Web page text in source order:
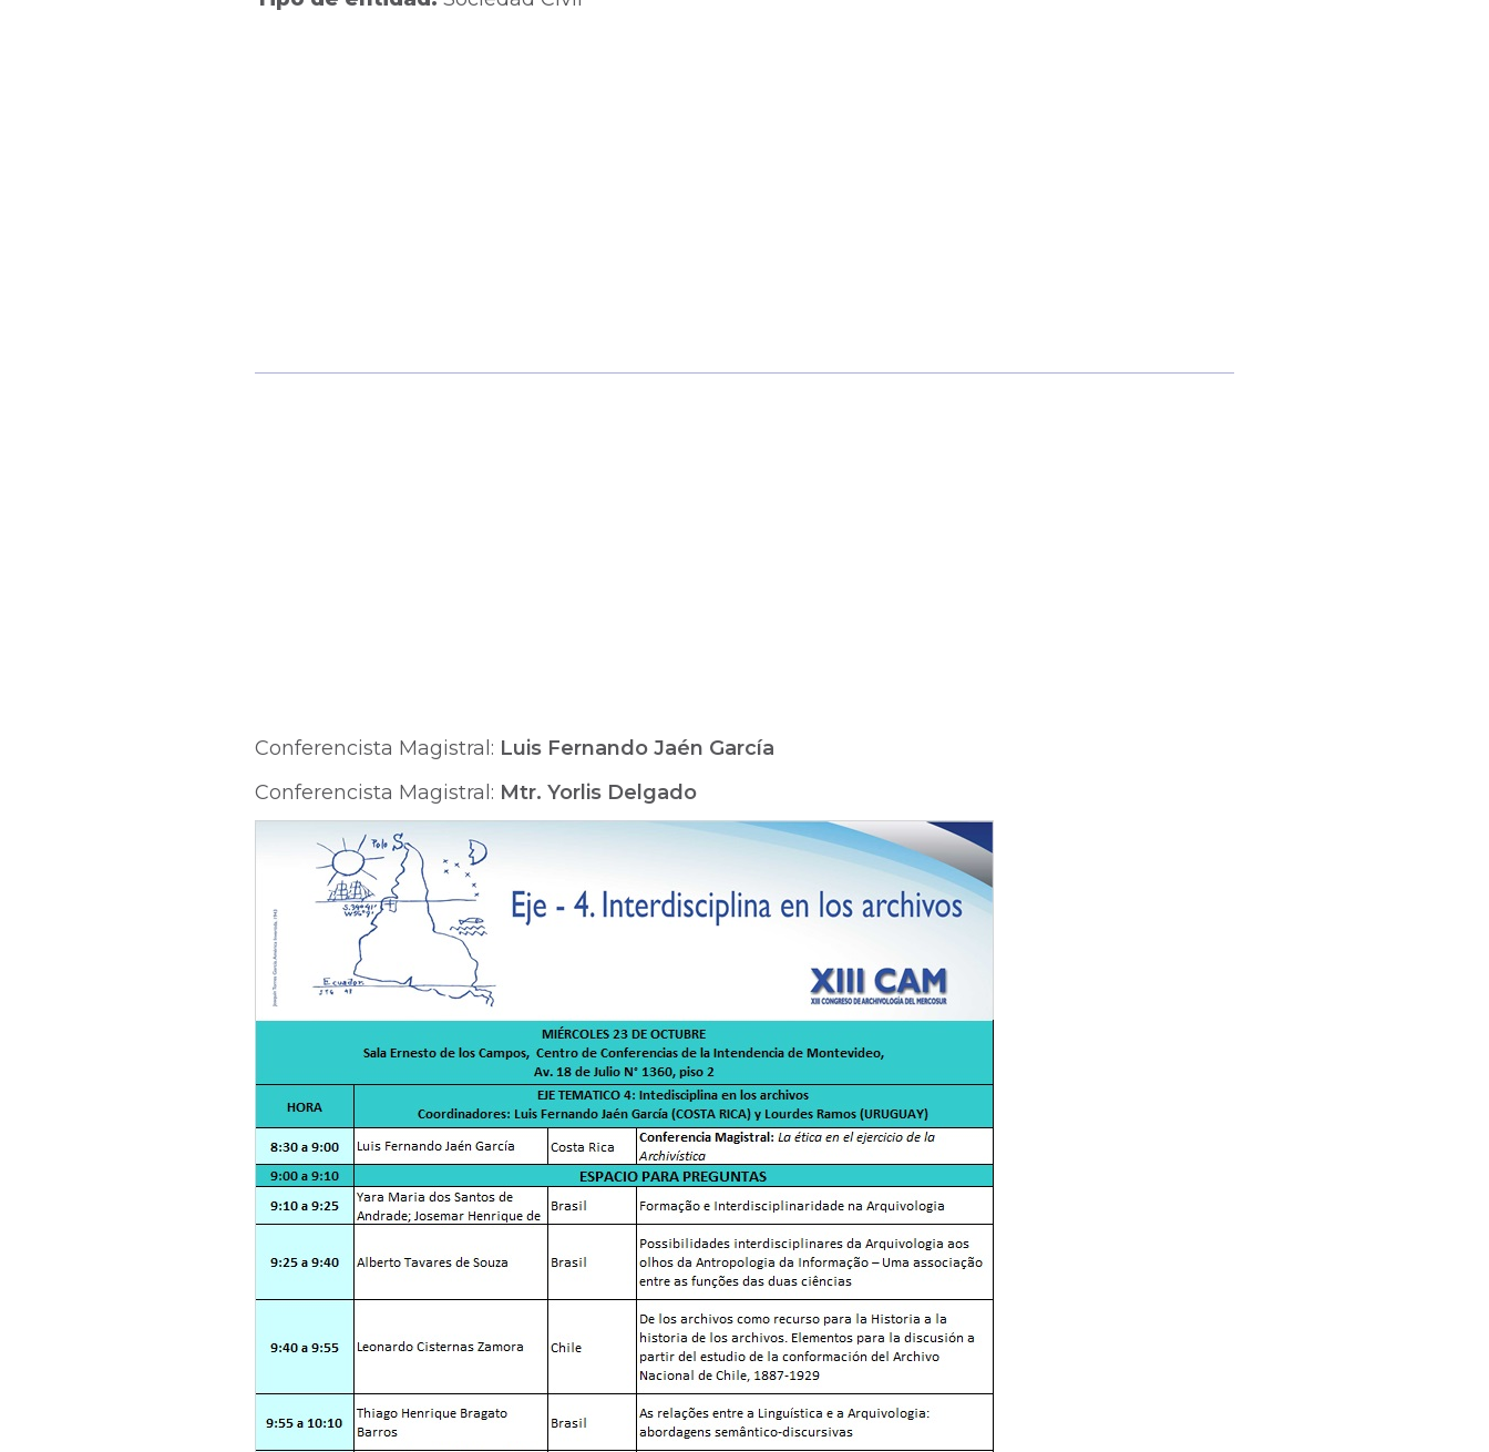
Conferencista Magistral: Luis Fernando Jaén García
Conferencista Magistral: Mtr. Yorlis Delgado